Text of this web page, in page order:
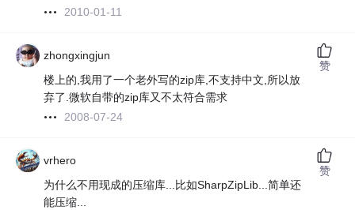
2010-01-11
zhongxingjun
楼上的,我用了一个老外写的zip库,不支持中文,所以放
弃了.微软自带的zip库又不太符合需求
2008-07-24
赞
vrhero
为什么不用现成的压缩库...比如SharpZipLib...简单还
能压缩...
赞